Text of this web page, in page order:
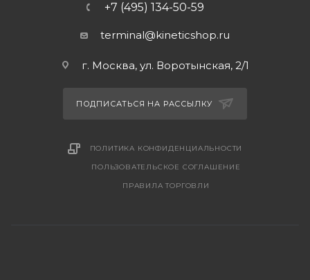
+7 (495) 134-50-59
terminal@kineticshop.ru
г. Москва, ул. Воротынская, 2/1
ПОДПИСАТЬСЯ НА РАССЫЛКУ
ПОЛИТИКА КОНФИДЕНЦИАЛЬНОСТИ
ПОЛЬЗОВАТЕЛЬСКОЕ СОГЛАШЕНИЕ
ПРАВИЛА ТОРГОВЛИ